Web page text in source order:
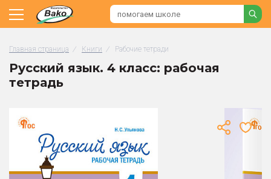
Главная страница / Книги / Рабочие тетради
Русский язык. 4 класс: рабочая
тетрадь